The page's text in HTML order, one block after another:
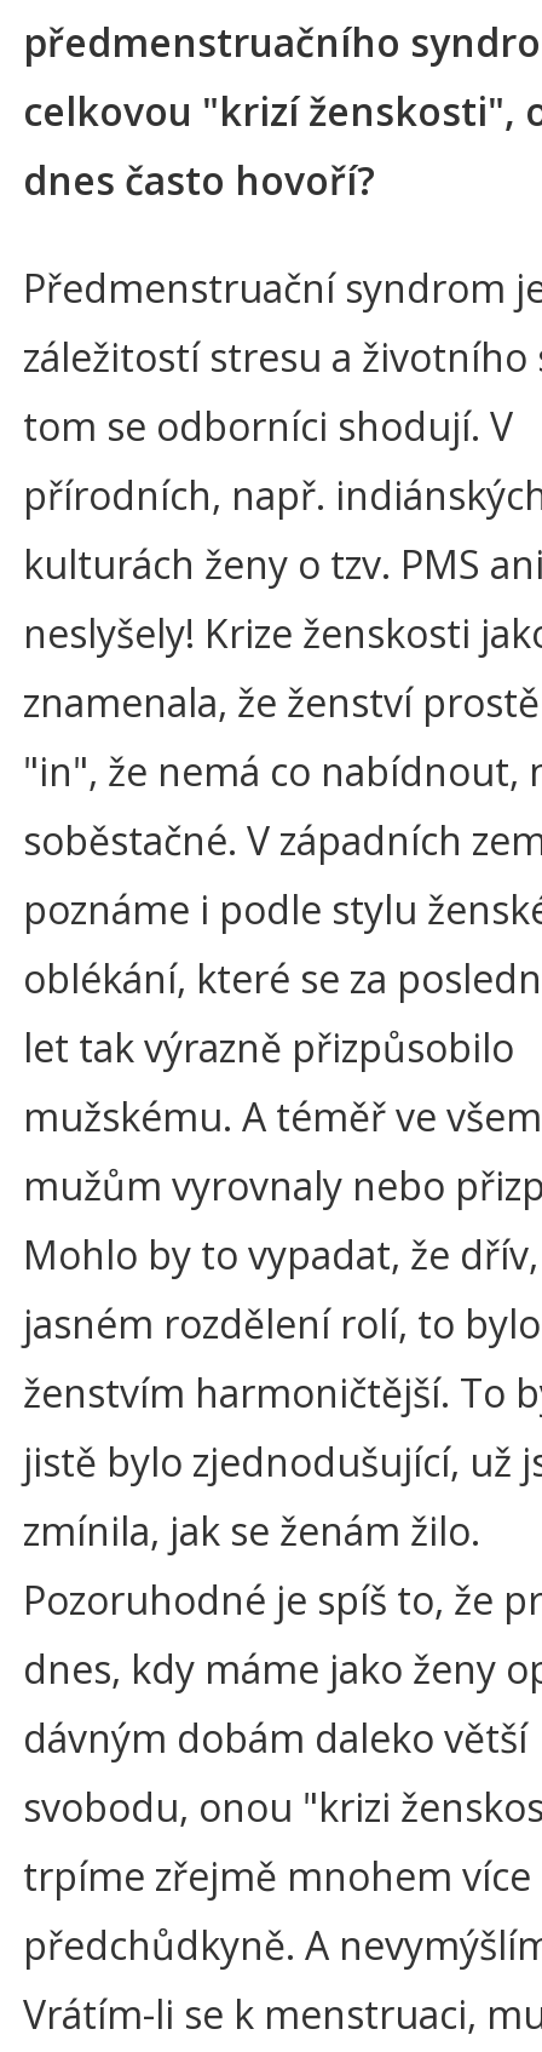
předmenstruačního
celkovou "krizí ženskosti",
dnes často hovoří?
Předmenstruační syndrom
záležitostí stresu a životního
tom se odborníci shodují. V
přírodních, např.
kulturách ženy o tzv. PMS
neslyšely! Krize ženskosti
znamenala, že ženství
"in", že nemá co nabídnout,
soběstačné. V západních
poznáme i podle stylu
oblékání, které se za
let tak výrazně přizpůsobilo
mužskému. A téměř ve
mužům vyrovnaly nebo
Mohlo by to vypadat, že
jasném rozdělení rolí, to
ženstvím harmoničtější. To
jistě bylo zjednodušující, už
zmínila, jak se ženám žilo.
Pozoruhodné je spíš to, že
dnes, kdy máme jako ženy
dávným dobám daleko větší
svobodu, onou "krizi
trpíme zřejmě mnohem více
předchůdkyně. A
Vrátím-li se k menstruaci,